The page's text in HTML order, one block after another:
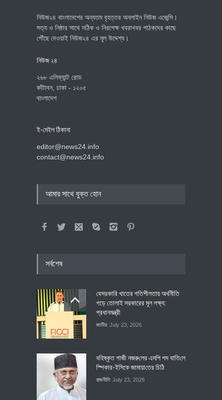
নিউজ২৪ বাংলাদেশের অন্যতম বৃহত্তর অনলাইন নিউজ এজেন্সি।
সত্য ও নিষ্ঠার সাথে সঠিক ও নিরপেক্ষ খবরাখবর পাঠকদের কাছে
পৌঁছে দেওয়াই নিউজ২৪ এর মূল উদ্দেশ্য।
নিউজ ২৪
২৬৮ এলিফ্যান্ট রোড
কাঁটাবন, ঢাকা - ১২০৫
বাংলাদেশ
ই-মেইল ঠিকানা
editor@news24.info
contact@news24.info
আমার সাথে যুক্ত হোন
সর্বশেষ
বেসরকারি খাতের গতিশীলতায় অর্থনীতি
গড়ে তোলাই সরকারের মূল লক্ষ্য:
প্রধানমন্ত্রী
জাতীয় July 23, 2026
বহিষ্কৃত গাজী নজরু‌লের এম‌পি পদ বা‌তি‌লে
স্পিকার-ইসিকে জামায়া‌তের চি‌ঠি
রাজনীতি July 23, 2026